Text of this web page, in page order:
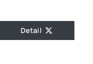
Detail